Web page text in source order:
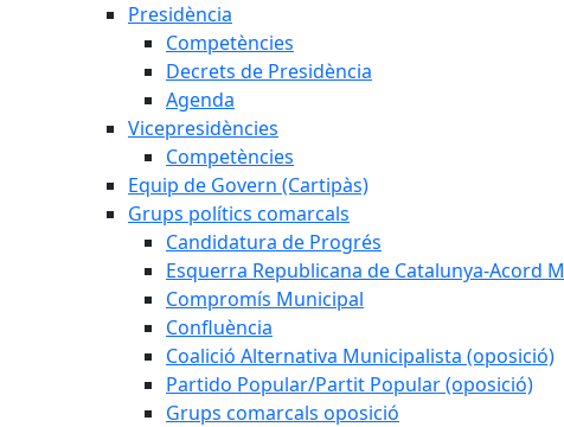
Presidència
Competències
Decrets de Presidència
Agenda
Vicepresidències
Competències
Equip de Govern (Cartipàs)
Grups polítics comarcals
Candidatura de Progrés
Esquerra Republicana de Catalunya-Acord
Compromís Municipal
Confluència
Coalició Alternativa Municipalista (oposició)
Partido Popular/Partit Popular (oposició)
Grups comarcals oposició